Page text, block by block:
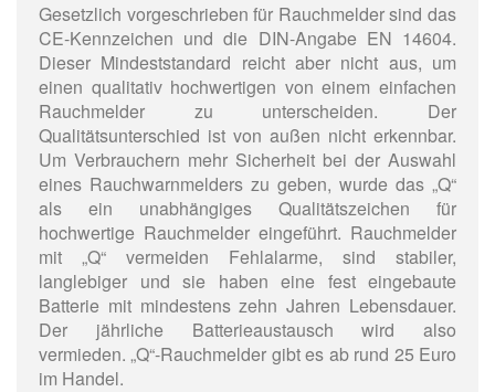
Gesetzlich vorgeschrieben für Rauchmelder sind das
CE-Kennzeichen und die DIN-Angabe EN 14604.
Dieser Mindeststandard reicht aber nicht aus, um
einen qualitativ hochwertigen von einem einfachen
Rauchmelder zu unterscheiden. Der
Qualitätsunterschied ist von außen nicht erkennbar.
Um Verbrauchern mehr Sicherheit bei der Auswahl
eines Rauchwarnmelders zu geben, wurde das „Q“
als ein unabhängiges Qualitätszeichen für
hochwertige Rauchmelder eingeführt. Rauchmelder
mit „Q“ vermeiden Fehlalarme, sind stabiler,
langlebiger und sie haben eine fest eingebaute
Batterie mit mindestens zehn Jahren Lebensdauer.
Der jährliche Batterieaustausch wird also
vermieden. „Q“-Rauchmelder gibt es ab rund 25 Euro
im Handel.